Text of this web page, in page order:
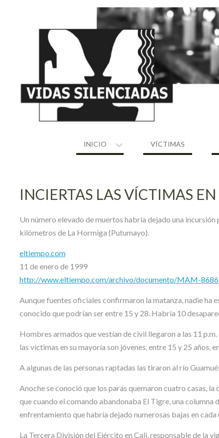
INICIO VÍCTIMAS
INCIERTAS LAS VÍCTIMAS
Un número elevado de muertos habría dejado una
kilómetros de La Hormiga (Putumayo).
eltiempo.com
11 de enero de 1999
http://www.eltiempo.com/archivo/documento/MAM-
Aunque fuentes oficiales confirmaron la matanza, nadie ha
conocido que podrían ser entre 15 y 28. Habría 10
Hombres armados que vestían de civil llegaron a las 11
las víctimas en su mayoría son jóvenes, entre 15 y 25 años,
A algunas de las personas raptadas las tiraron al río
Anoche se conoció que los paras quemaron cuatro casas,
que cuando el comando abandonaba El Tigre, una columna
enfrentamiento que habría dejado numerosas bajas en cada
La Tercera División del Ejército en Cali, responsable de la